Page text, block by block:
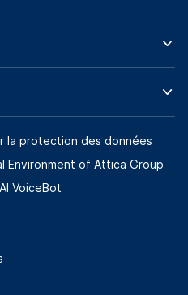
la protection des données
Environment of Attica Group
VoiceBot